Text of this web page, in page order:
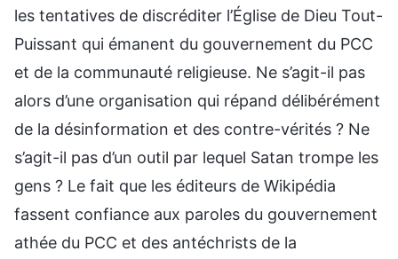
les tentatives de discréditer l’Église de Dieu Tout-
Puissant qui émanent du gouvernement du PCC
et de la communauté religieuse. Ne s’agit-il pas
alors d’une organisation qui répand délibérément
de la désinformation et des contre-vérités ? Ne
s’agit-il pas d’un outil par lequel Satan trompe les
gens ? Le fait que les éditeurs de Wikipédia
fassent confiance aux paroles du gouvernement
athée du PCC et des antéchrists de la